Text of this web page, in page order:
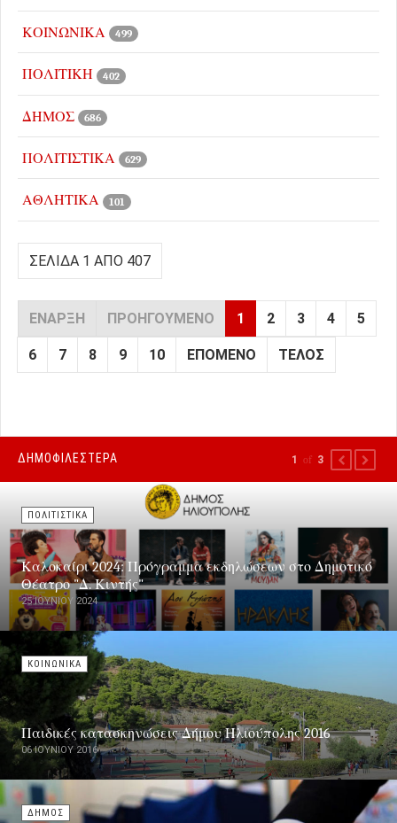
ΚΟΙΝΩΝΙΚΑ 499
ΠΟΛΙΤΙΚΗ 402
ΔΗΜΟΣ 686
ΠΟΛΙΤΙΣΤΙΚΑ 629
ΑΘΛΗΤΙΚΑ 101
ΣΕΛΊΔΑ 1 ΑΠΌ 407
ΈΝΑΡΞΗ ΠΡΟΗΓΟΎΜΕΝΟ 1 2 3 4 5
6 7 8 9 10 ΕΠΌΜΕΝΟ ΤΈΛΟΣ
ΔΗΜΟΦΙΛΕΣΤΕΡΑ
ΠΟΛΙΤΙΣΤΙΚΑ
Καλοκαίρι 2024: Πρόγραμμα εκδηλώσεων στο Δημοτικό
Θέατρο "Δ. Κιντής"
25 ΙΟΥΝΊΟΥ 2024
ΚΟΙΝΩΝΙΚΑ
Παιδικές κατασκηνώσεις Δήμου Ηλιούπολης 2016
06 ΙΟΥΝΊΟΥ 2016
ΔΗΜΟΣ
1 of 3 PREVIOUS
NEXT